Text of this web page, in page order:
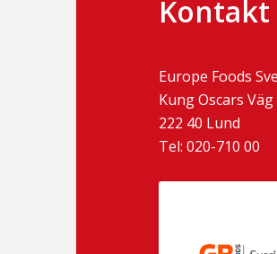
Kontakt
Europe Foods
Kung Oscars Väg
222 40 Lund
Tel:020-710 00